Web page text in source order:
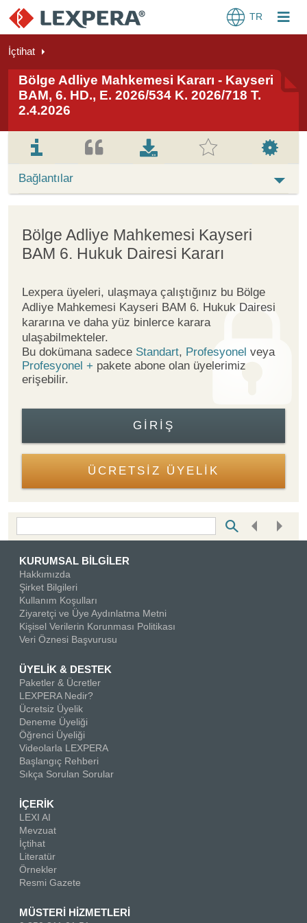
TR
İçtihat
Bölge Adliye Mahkemesi Kararı - Kayseri
BAM, 6. HD., E. 2026/534 K. 2026/718 T.
2.4.2026
Bağlantılar
Bölge Adliye Mahkemesi Kayseri
BAM 6. Hukuk Dairesi Kararı
Lexpera üyeleri, ulaşmaya çalıştığınız bu Bölge
Adliye Mahkemesi Kayseri BAM 6. Hukuk Dairesi
kararına ve daha yüz binlerce karara
ulaşabilmekteler.
Bu dokümana sadece Standart, Profesyonel veya
Profesyonel + pakete abone olan üyelerimiz
erişebilir.
GIRIŞ
ÜCRETSİZ ÜYELİK
KURUMSAL BİLGİLER
Hakkımızda
Şirket Bilgileri
Kullanım Koşulları
Ziyaretçi ve Üye Aydınlatma Metni
Kişisel Verilerin Korunması Politikası
Veri Öznesi Başvurusu
ÜYELİK & DESTEK
Paketler & Ücretler
LEXPERA Nedir?
Ücretsiz Üyelik
Deneme Üyeliği
Öğrenci Üyeliği
Videolarla LEXPERA
Başlangıç Rehberi
Sıkça Sorulan Sorular
İÇERİK
LEXI AI
Mevzuat
İçtihat
Literatür
Örnekler
Resmi Gazete
MÜSTERİ HİZMETLERİ